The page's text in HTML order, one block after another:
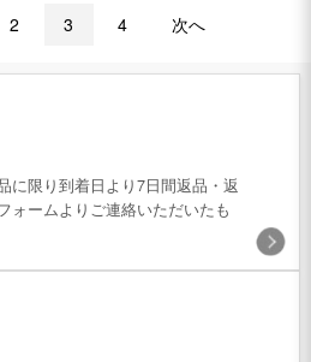
2 3 4 次へ
に限り到着日より7日間返品・返
ォームよりご連絡いただいたも